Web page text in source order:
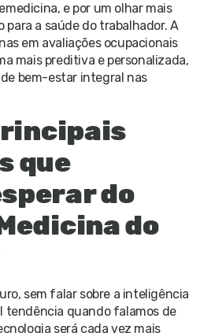
e por um olhar mais
a saúde do trabalhador. A
em avaliações ocupacionais
mais preditiva e personalizada,
bem-estar integral nas
que
do
do
sem falar sobre a inteligência
tendência quando falamos de
será cada vez mais